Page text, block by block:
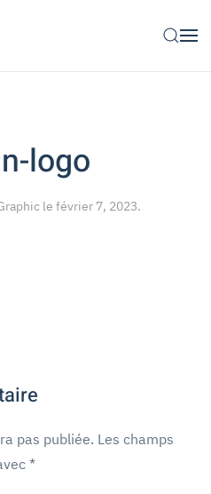
logo
le février 7, 2023.
pas publiée. Les champs
*